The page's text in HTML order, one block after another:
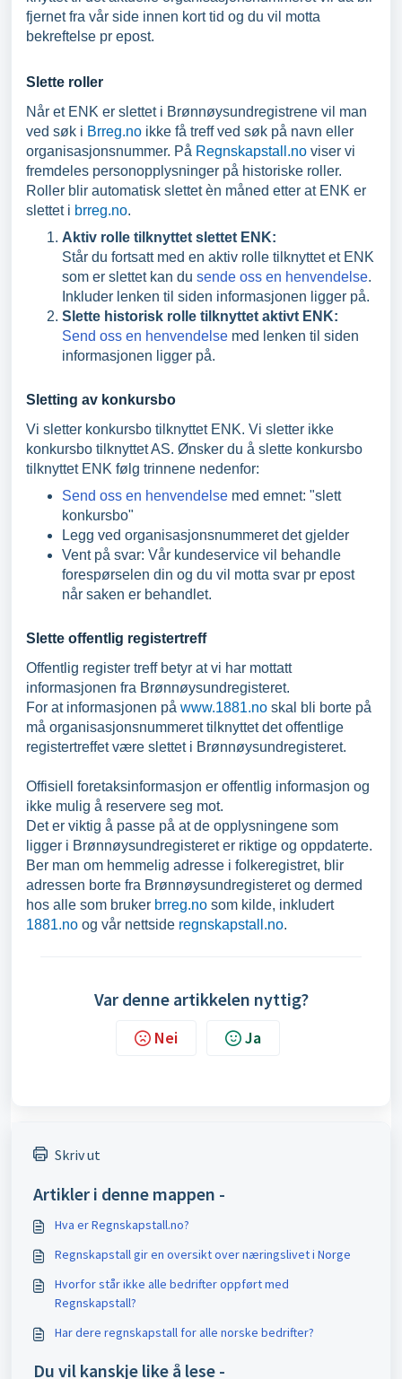
fjernet fra vår side innen kort tid og du vil motta
bekreftelse pr epost.
Slette roller
Når et ENK er slettet i Brønnøysundregistrene vil man
ved søk i Brreg.no ikke få treff ved søk på navn eller
organisasjonsnummer. På Regnskapstall.no viser vi
fremdeles personopplysninger på historiske roller.
Roller blir automatisk slettet èn måned etter at ENK er
slettet i brreg.no.
Aktiv rolle tilknyttet slettet ENK:
Står du fortsatt med en aktiv rolle tilknyttet et ENK
som er slettet kan du sende oss en henvendelse.
Inkluder lenken til siden informasjonen ligger på.
Slette historisk rolle tilknyttet aktivt ENK:
Send oss en henvendelse med lenken til siden
informasjonen ligger på.
Sletting av konkursbo
Vi sletter konkursbo tilknyttet ENK. Vi sletter ikke
konkursbo tilknyttet AS. Ønsker du å slette konkursbo
tilknyttet ENK følg trinnene nedenfor:
Send oss en henvendelse med emnet: "slett
konkursbo"
Legg ved organisasjonsnummeret det gjelder
Vent på svar: Vår kundeservice vil behandle
forespørselen din og du vil motta svar pr epost
når saken er behandlet.
Slette offentlig registertreff
Offentlig register treff betyr at vi har mottatt
informasjonen fra Brønnøysundregisteret.
For at informasjonen på www.1881.no skal bli borte på
må organisasjonsnummeret tilknyttet det offentlige
registertreffet være slettet i Brønnøysundregisteret.
Offisiell foretaksinformasjon er offentlig informasjon og
ikke mulig å reservere seg mot.
Det er viktig å passe på at de opplysningene som
ligger i Brønnøysundregisteret er riktige og oppdaterte.
Ber man om hemmelig adresse i folkeregistret, blir
adressen borte fra Brønnøysundregisteret og dermed
hos alle som bruker brreg.no som kilde, inkludert
1881.no og vår nettside regnskapstall.no.
Var denne artikkelen nyttig?
Nei Ja
Skriv ut
Artikler i denne mappen -
Hva er Regnskapstall.no?
Regnskapstall gir en oversikt over næringslivet i Norge
Hvorfor står ikke alle bedrifter oppført med
Regnskapstall?
Har dere regnskapstall for alle norske bedrifter?
Du vil kanskje like å lese -